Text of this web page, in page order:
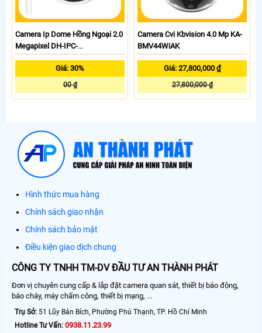
Camera Ip Dome Hồng Ngoại 2.0
Megapixel DH-IPC-
Giá: 30%
00 ₫
Camera Cvi Kbvision 4.0 Mp KA-
BMV44WiAK
Giá: 27,800,000 ₫
27,800,000 ₫
Hình thức mua hàng
Chính sách giao nhận
Chính sách bảo mật
Điều kiện giao dịch chung
CÔNG TY TNHH TM-DV ĐẦU TƯ AN THÀNH PHÁT
Đơn vị chuyên cung cấp & lắp đặt camera quan sát, thiết bị báo động,
báo cháy, máy chấm công, thiết bị mạng, ...
Trụ Sở: 51 Lũy Bán Bích, Phường Phú Thạnh, TP. Hồ Chí Minh
Hotline Tư Vấn: 0938.11.23.99